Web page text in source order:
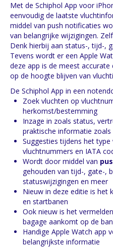
Met de Schiphol App voor
eenvoudig de laatste
middel van push notificaties
van belangrijke wijzigingen.
Denk hierbij aan status-, tijd-,
Tevens wordt er een Apple
deze app is de meest
op de hoogte blijven van
De Schiphol App in een
Zoek vluchten op
herkomst/bestemming
Inzage in zoals status,
praktische informatie
Suggesties tijdens het
vluchtnummers en IATA
Wordt door middel van
gehouden van tijd-, gate-,
statuswijzigingen en meer
Nieuw in deze editie is het
en startbanen
Ook nieuw is het
bagage aankomt op de
Handige Apple Watch app
belangrijkste informatie